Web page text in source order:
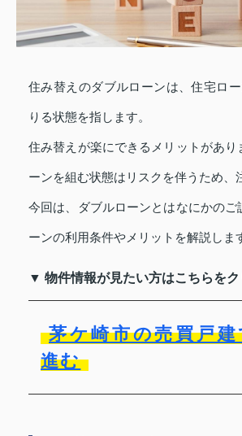
住み替えのダブルローンは、住宅ロ
りる状態を指します。
住み替えが楽にできるメリットがあり
ーンを組む状態はリスクを伴うため、
今回は、ダブルローンとはなにかのご
ーンの利用条件やメリットを解説しま
▼ 物件情報が見たい方はこちらを
茅ケ崎市の売買戸
進む